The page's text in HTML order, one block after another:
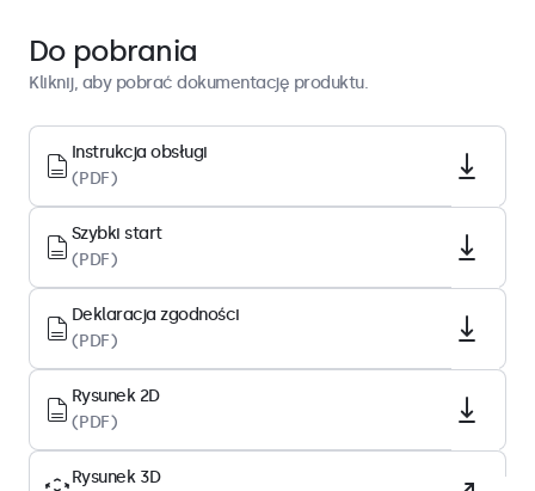
Architektura wyświetlacza
Format obrazu
16:9 (możliwość regulacji 4:3)
Rozdzielczość matrycy
1920 x 1080
Piksele/cal
166 PPI
Przekątna
13.3 cali (337 mm)
Typ wyświetlacza
IPS-LCD
Do pobrania
Kliknij, aby pobrać dokumentację produktu.
Instrukcja obsługi
(PDF)
Szybki start
(PDF)
Deklaracja zgodności
(PDF)
Rysunek 2D
(PDF)
Rysunek 3D